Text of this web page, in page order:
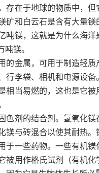
存在于地球的物质中，
矿和白云石是含有大量
吨镁，这就是为什么海
镁。
的金属，可用于制造轻质
行李袋、相机和电源设
相当易燃的，这也是它
色剂的结合剂。氢氧化镁
镁与砖混合以使其耐热。
于一些药物。一些有机
被用作格氏试剂（有机